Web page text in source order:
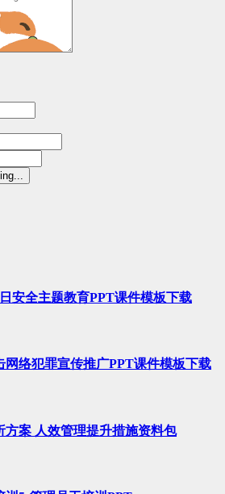
安全主题教育PPT课件模板下载
网络犯罪宣传推广PPT课件模板下载
方案 人效管理提升措施资料包